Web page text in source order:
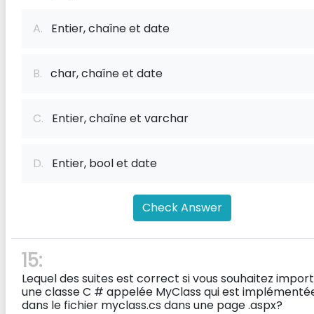
A. Entier, chaîne et date
B. char, chaîne et date
C. Entier, chaîne et varchar
D. Entier, bool et date
Check Answer
15:
Lequel des suites est correct si vous souhaitez
une classe C # appelée MyClass qui est
dans le fichier myclass.cs dans une page .aspx?